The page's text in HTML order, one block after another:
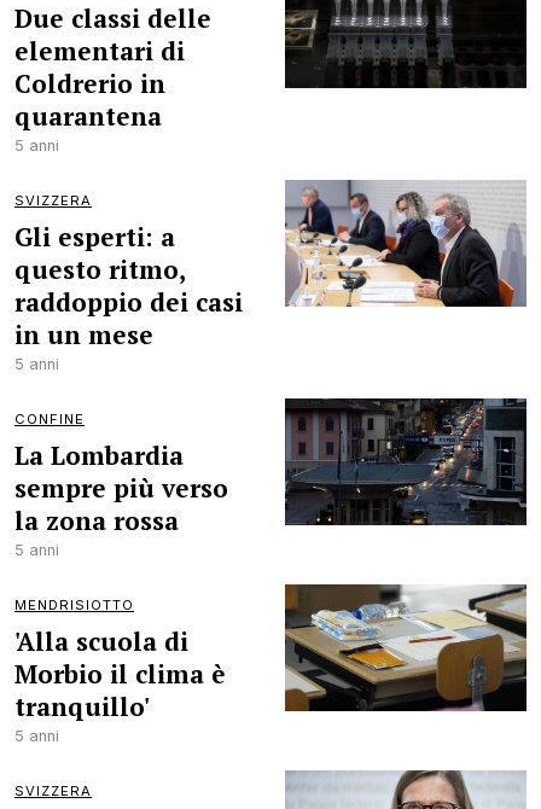
Due classi delle
elementari di
Coldrerio in
quarantena
5 anni
SVIZZERA
Gli esperti: a
questo ritmo,
raddoppio dei casi
in un mese
5 anni
CONFINE
La Lombardia
sempre più verso
la zona rossa
5 anni
MENDRISIOTTO
'Alla scuola di
Morbio il clima è
tranquillo'
5 anni
SVIZZERA